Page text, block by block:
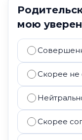
мою
Скорее не
Скорее